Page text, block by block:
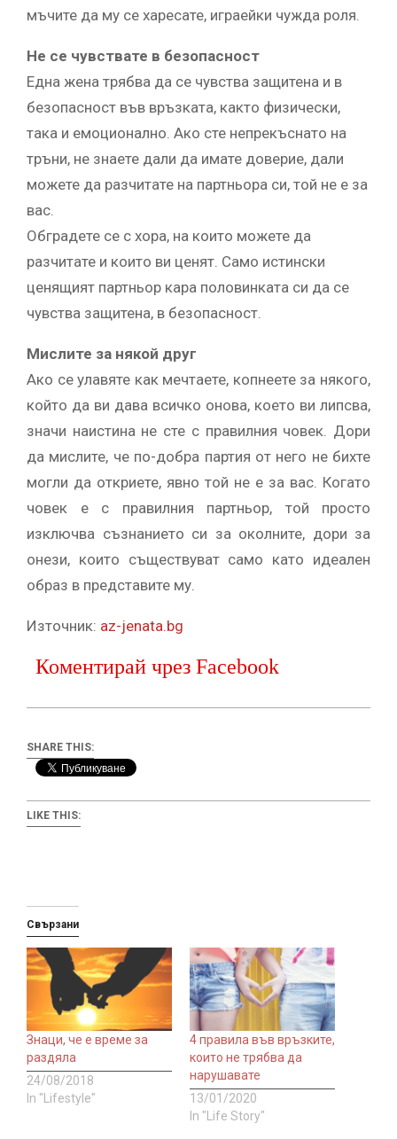
мъчите да му се харесате, играейки чужда роля.
Не се чувствате в безопасност
Една жена трябва да се чувства защитена и в
безопасност във връзката, както физически,
така и емоционално. Ако сте непрекъснато на
тръни, не знаете дали да имате доверие, дали
можете да разчитате на партньора си, той не е за
вас.
Обградете се с хора, на които можете да
разчитате и които ви ценят. Само истински
ценящият партньор кара половинката си да се
чувства защитена, в безопасност.
Мислите за някой друг
Ако се улавяте как мечтаете, копнеете за някого,
който да ви дава всичко онова, което ви липсва,
значи наистина не сте с правилния човек. Дори
да мислите, че по-добра партия от него не бихте
могли да откриете, явно той не е за вас. Когато
човек е с правилния партньор, той просто
изключва съзнанието си за околните, дори за
онези, които съществуват само като идеален
образ в представите му.
Източник: az-jenata.bg
Коментирай чрез Facebook
SHARE THIS:
LIKE THIS:
Свързани
Знаци, че е време за
раздяла
24/08/2018
In "Lifestyle"
4 правила във връзките,
които не трябва да
нарушавате
13/01/2020
In "Life Story"